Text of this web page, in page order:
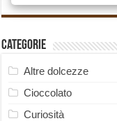
Categorie
Altre dolcezze
Cioccolato
Curiosità